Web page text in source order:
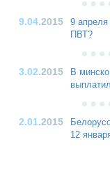
9.04.2015
9 апреля
ПВТ?
3.02.2015
В
2.01.2015
12